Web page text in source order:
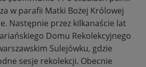
w parafii Matki Bożej Królowej
Następnie przez kilkanaście lat
Domu Rekolekcyjnego
Sulejówku, gdzie
sesje rekolekcji. Obecnie